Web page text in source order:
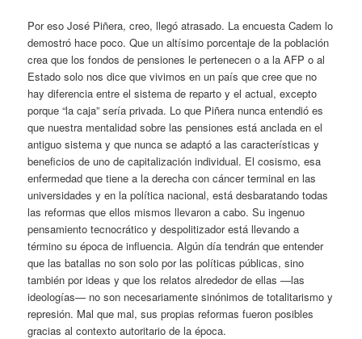
Por eso José Piñera, creo, llegó atrasado. La encuesta Cadem lo
demostró hace poco. Que un altísimo porcentaje de la población
crea que los fondos de pensiones le pertenecen o a la AFP o al
Estado solo nos dice que vivimos en un país que cree que no
hay diferencia entre el sistema de reparto y el actual, excepto
porque “la caja” sería privada. Lo que Piñera nunca entendió es
que nuestra mentalidad sobre las pensiones está anclada en el
antiguo sistema y que nunca se adaptó a las características y
beneficios de uno de capitalización individual. El cosismo, esa
enfermedad que tiene a la derecha con cáncer terminal en las
universidades y en la política nacional, está desbaratando todas
las reformas que ellos mismos llevaron a cabo. Su ingenuo
pensamiento tecnocrático y despolitizador está llevando a
término su época de influencia. Algún día tendrán que entender
que las batallas no son solo por las políticas públicas, sino
también por ideas y que los relatos alrededor de ellas —las
ideologías— no son necesariamente sinónimos de totalitarismo y
represión. Mal que mal, sus propias reformas fueron posibles
gracias al contexto autoritario de la época.